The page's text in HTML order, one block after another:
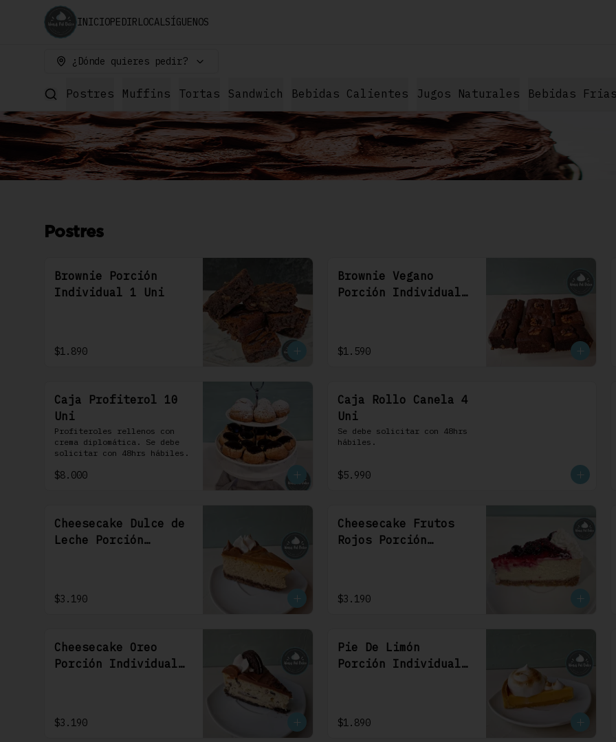
INICIOPEDIRLOCALSÍGUENOS
¿Dónde quieres pedir?
Postres Muffins Tortas Sandwich Bebidas Calientes Jugos Naturales Bebidas Frias
Postres
Brownie Porción
Individual 1 Uni
$1.890
Brownie Vegano
Porción Individual
$1.590
Caja Profiterol 10
Uni
Profiteroles rellenos con
crema diplomática. Se debe
solicitar con 48hrs hábiles.
$8.000
Caja Rollo Canela 4
Uni
Se debe solicitar con 48hrs
hábiles.
$5.990
Cheesecake Dulce de
Leche Porción
$3.190
Cheesecake Frutos
Rojos Porción
$3.190
Cheesecake Oreo
Porción Individual
$3.190
Pie De Limón
Porción Individual
$1.890